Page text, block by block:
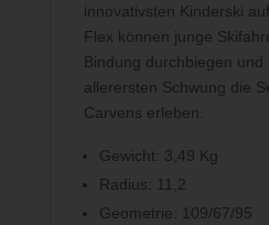
innovativsten Kinderski
Flex können junge
Bindung durchbiegen und
allerersten Schwung die
Carvens erleben.
Gewicht: 3,49 Kg
Radius: 11,2
Geometrie: 109/67/95